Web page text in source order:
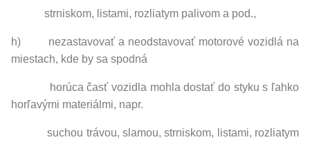
strniskom, listami, rozliatym palivom a pod.,
h) nezastavovať a neodstavovať motorové vozidlá na
miestach, kde by sa spodná
horúca časť vozidla mohla dostať do styku s ľahko
horľavými materiálmi, napr.
suchou trávou, slamou, strniskom, listami, rozliatym